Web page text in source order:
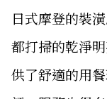
日式摩登的裝
都打掃的乾淨
供了舒適的用